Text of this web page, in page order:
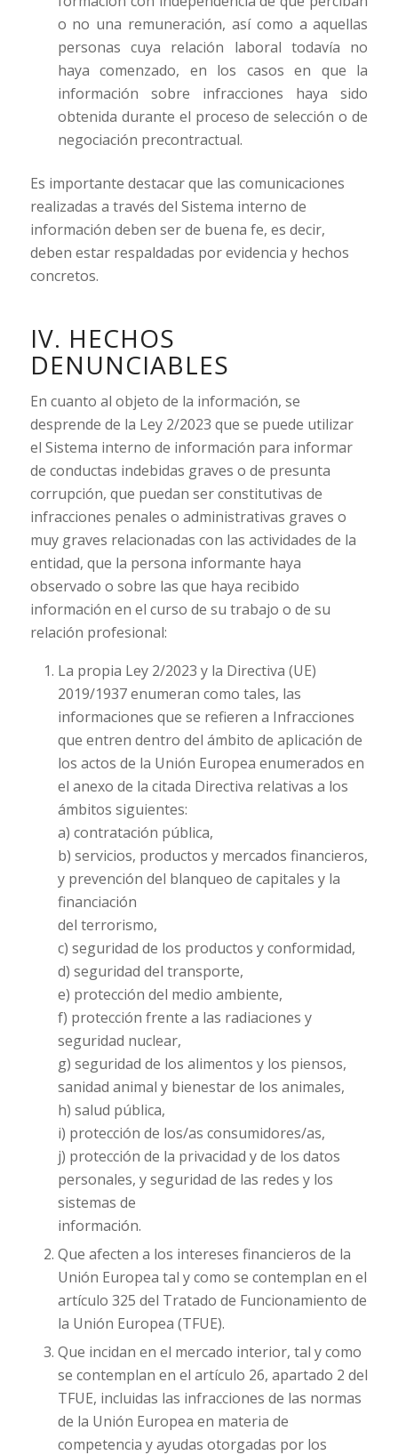
o no una remuneración, así como a aquellas
personas cuya relación laboral todavía no
haya comenzado, en los casos en que la
información sobre infracciones haya sido
obtenida durante el proceso de selección o de
negociación precontractual.
Es importante destacar que las comunicaciones
realizadas a través del Sistema interno de
información deben ser de buena fe, es decir,
deben estar respaldadas por evidencia y hechos
concretos.
IV. HECHOS
DENUNCIABLES
En cuanto al objeto de la información, se
desprende de la Ley 2/2023 que se puede utilizar
el Sistema interno de información para informar
de conductas indebidas graves o de presunta
corrupción, que puedan ser constitutivas de
infracciones penales o administrativas graves o
muy graves relacionadas con las actividades de la
entidad, que la persona informante haya
observado o sobre las que haya recibido
información en el curso de su trabajo o de su
relación profesional:
La propia Ley 2/2023 y la Directiva (UE)
2019/1937 enumeran como tales, las
informaciones que se refieren a Infracciones
que entren dentro del ámbito de aplicación de
los actos de la Unión Europea enumerados en
el anexo de la citada Directiva relativas a los
ámbitos siguientes:
a) contratación pública,
b) servicios, productos y mercados financieros,
y prevención del blanqueo de capitales y la
financiación
del terrorismo,
c) seguridad de los productos y conformidad,
d) seguridad del transporte,
e) protección del medio ambiente,
f) protección frente a las radiaciones y
seguridad nuclear,
g) seguridad de los alimentos y los piensos,
sanidad animal y bienestar de los animales,
h) salud pública,
i) protección de los/as consumidores/as,
j) protección de la privacidad y de los datos
personales, y seguridad de las redes y los
sistemas de
información.
Que afecten a los intereses financieros de la
Unión Europea tal y como se contemplan en el
artículo 325 del Tratado de Funcionamiento de
la Unión Europea (TFUE).
Que incidan en el mercado interior, tal y como
se contemplan en el artículo 26, apartado 2 del
TFUE, incluidas las infracciones de las normas
de la Unión Europea en materia de
competencia y ayudas otorgadas por los